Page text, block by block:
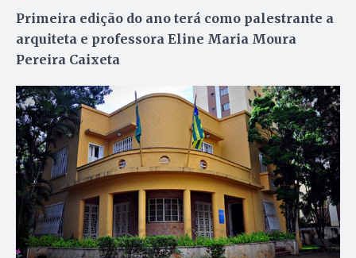
Primeira edição do ano terá como palestrante a
arquiteta e professora Eline Maria Moura
Pereira Caixeta